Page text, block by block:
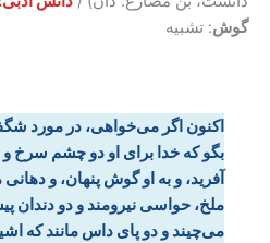
گوش: تشبیه
اکنون اگر می‌خواهی، در مورد
بگو که خدا برای او دو چشم سرخ و
آفرید، و به او گوش پنهان، و
ملخ، حواسی نیرومند و دو دندان
می‌چیند و دو پای داس مانند که